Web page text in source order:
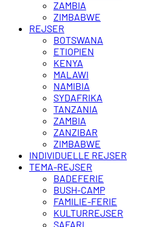
ZAMBIA
ZIMBABWE
REJSER
BOTSWANA
ETIOPIEN
KENYA
MALAWI
NAMIBIA
SYDAFRIKA
TANZANIA
ZAMBIA
ZANZIBAR
ZIMBABWE
INDIVIDUELLE REJSER
TEMA-REJSER
BADEFERIE
BUSH-CAMP
FAMILIE-FERIE
KULTURREJSER
SAFARI